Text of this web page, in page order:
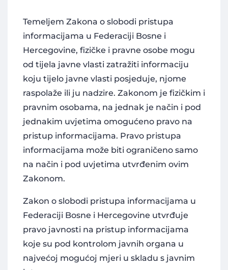
Temeljem Zakona o slobodi pristupa
informacijama u Federaciji Bosne i
Hercegovine, fizičke i pravne osobe mogu
od tijela javne vlasti zatražiti informaciju
koju tijelo javne vlasti posjeduje, njome
raspolaže ili ju nadzire. Zakonom je fizičkim i
pravnim osobama, na jednak je način i pod
jednakim uvjetima omogućeno pravo na
pristup informacijama. Pravo pristupa
informacijama može biti ograničeno samo
na način i pod uvjetima utvrđenim ovim
Zakonom.
Zakon o slobodi pristupa informacijama u
Federaciji Bosne i Hercegovine utvrđuje
pravo javnosti na pristup informacijama
koje su pod kontrolom javnih organa u
najvećoj mogućoj mjeri u skladu s javnim